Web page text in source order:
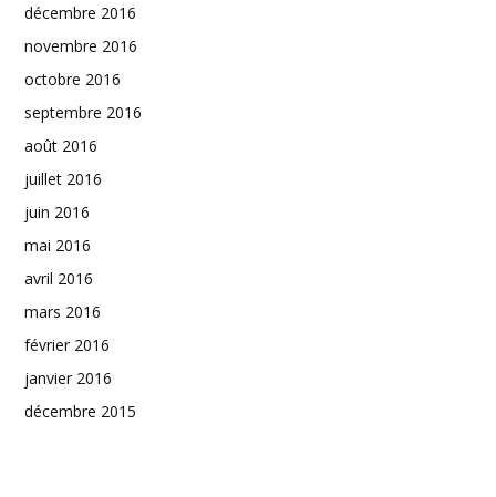
décembre 2016
novembre 2016
octobre 2016
septembre 2016
août 2016
juillet 2016
juin 2016
mai 2016
avril 2016
mars 2016
février 2016
janvier 2016
décembre 2015